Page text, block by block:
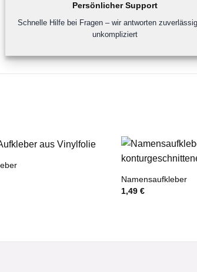
Persönlicher Support
Schnelle Hilfe bei Fragen – wir antworten
unkompliziert
Namensaufkleber
1,49 €